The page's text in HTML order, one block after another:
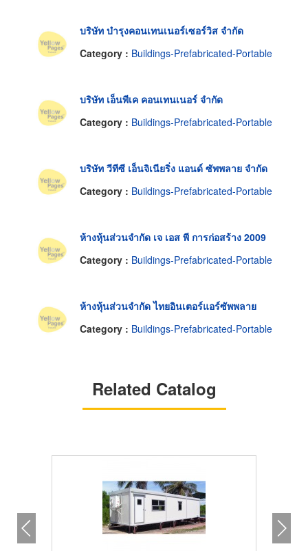
บริษัท บำรุงคอนเทนเนอร์เซอร์วิส จำกัด
Category : Buildings-Prefabricated-Portable
บริษัท เอ็นพีเค คอนเทนเนอร์ จำกัด
Category : Buildings-Prefabricated-Portable
บริษัท วีทีซี เอ็นจิเนียริ่ง แอนด์ ซัพพลาย จำกัด
Category : Buildings-Prefabricated-Portable
ห้างหุ้นส่วนจำกัด เจ เอส พี การก่อสร้าง 2009
Category : Buildings-Prefabricated-Portable
ห้างหุ้นส่วนจำกัด ไทยอินเตอร์แอร์ซัพพลาย
Category : Buildings-Prefabricated-Portable
Related Catalog